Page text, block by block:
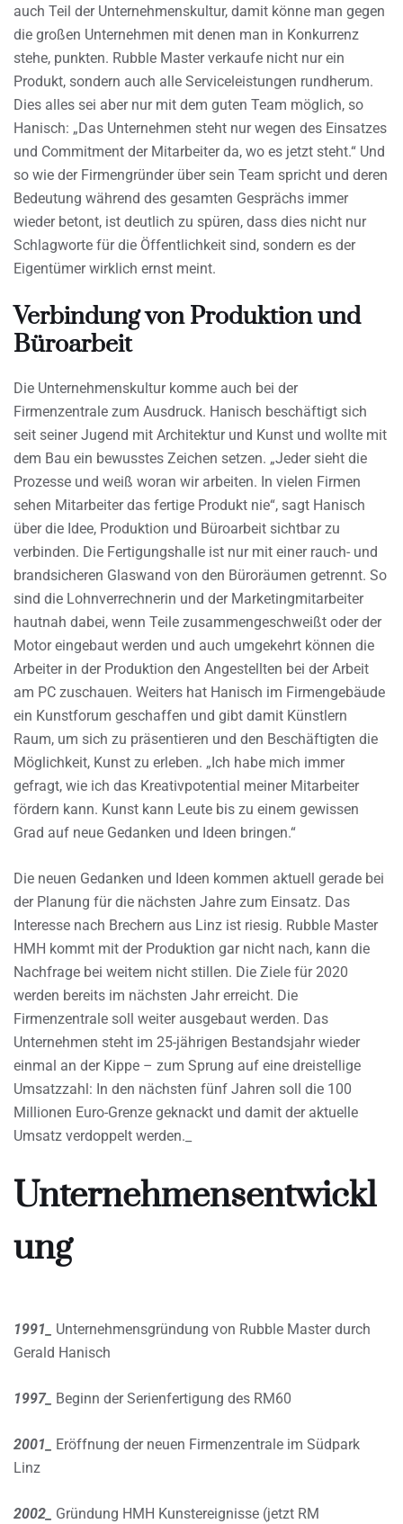
auch Teil der Unternehmenskultur, damit könne man gegen
die großen Unternehmen mit denen man in Konkurrenz
stehe, punkten. Rubble Master verkaufe nicht nur ein
Produkt, sondern auch alle Serviceleistungen rundherum.
Dies alles sei aber nur mit dem guten Team möglich, so
Hanisch: „Das Unternehmen steht nur wegen des Einsatzes
und Commitment der Mitarbeiter da, wo es jetzt steht.“ Und
so wie der Firmengründer über sein Team spricht und deren
Bedeutung während des gesamten Gesprächs immer
wieder betont, ist deutlich zu spüren, dass dies nicht nur
Schlagworte für die Öffentlichkeit sind, sondern es der
Eigentümer wirklich ernst meint.
Verbindung von Produktion und
Büroarbeit
Die Unternehmenskultur komme auch bei der
Firmenzentrale zum Ausdruck. Hanisch beschäftigt sich
seit seiner Jugend mit Architektur und Kunst und wollte mit
dem Bau ein bewusstes Zeichen setzen. „Jeder sieht die
Prozesse und weiß woran wir arbeiten. In vielen Firmen
sehen Mitarbeiter das fertige Produkt nie“, sagt Hanisch
über die Idee, Produktion und Büroarbeit sichtbar zu
verbinden. Die Fertigungshalle ist nur mit einer rauch- und
brandsicheren Glaswand von den Büroräumen getrennt. So
sind die Lohnverrechnerin und der Marketingmitarbeiter
hautnah dabei, wenn Teile zusammengeschweißt oder der
Motor eingebaut werden und auch umgekehrt können die
Arbeiter in der Produktion den Angestellten bei der Arbeit
am PC zuschauen. Weiters hat Hanisch im Firmengebäude
ein Kunstforum geschaffen und gibt damit Künstlern
Raum, um sich zu präsentieren und den Beschäftigten die
Möglichkeit, Kunst zu erleben. „Ich habe mich immer
gefragt, wie ich das Kreativpotential meiner Mitarbeiter
fördern kann. Kunst kann Leute bis zu einem gewissen
Grad auf neue Gedanken und Ideen bringen.“
Die neuen Gedanken und Ideen kommen aktuell gerade bei
der Planung für die nächsten Jahre zum Einsatz. Das
Interesse nach Brechern aus Linz ist riesig. Rubble Master
HMH kommt mit der Produktion gar nicht nach, kann die
Nachfrage bei weitem nicht stillen. Die Ziele für 2020
werden bereits im nächsten Jahr erreicht. Die
Firmenzentrale soll weiter ausgebaut werden. Das
Unternehmen steht im 25-jährigen Bestandsjahr wieder
einmal an der Kippe – zum Sprung auf eine dreistellige
Umsatzzahl: In den nächsten fünf Jahren soll die 100
Millionen Euro-Grenze geknackt und damit der aktuelle
Umsatz verdoppelt werden._
Unternehmensentwickl
ung
1991_
Unternehmensgründung von Rubble Master durch
Gerald Hanisch
1997_ Beginn der Serienfertigung des RM60
2001_
Eröffnung der neuen Firmenzentrale im Südpark
Linz
2002_
Gründung HMH Kunstereignisse (jetzt RM